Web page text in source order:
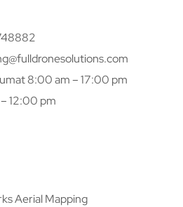
8:00 am – 17:00 pm
12:00 pm
Aerial Mapping